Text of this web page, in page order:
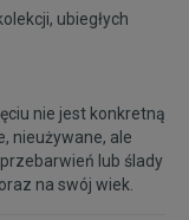
ubiegłych
nie jest konkretną
nieużywane, ale
lub ślady
oraz na swój wiek.